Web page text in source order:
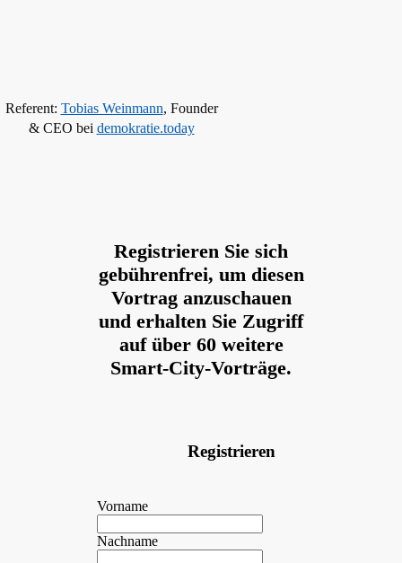
Referent: Tobias Weinmann, Founder
& CEO bei demokratie.today
Registrieren Sie sich
gebührenfrei, um diesen
Vortrag anzuschauen
und erhalten Sie Zugriff
auf über 60 weitere
Smart-City-Vorträge.
Registrieren
Vorname
Nachname